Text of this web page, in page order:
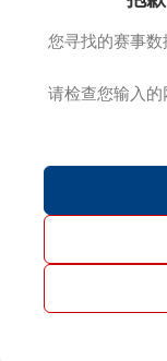
您寻找的赛事
请检查您输入